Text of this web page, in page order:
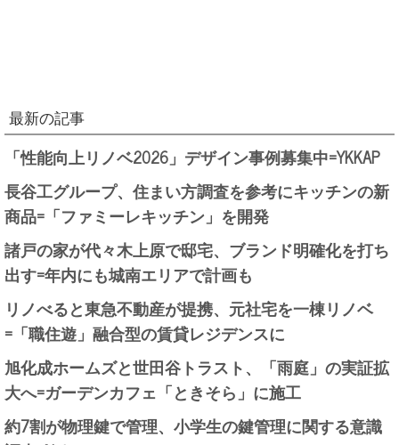
最新の記事
「性能向上リノベ2026」デザイン事例募集中=YKKAP
長谷工グループ、住まい方調査を参考にキッチンの新
商品=「ファミーレキッチン」を開発
諸戸の家が代々木上原で邸宅、ブランド明確化を打ち
出す=年内にも城南エリアで計画も
リノべると東急不動産が提携、元社宅を一棟リノベ
=「職住遊」融合型の賃貸レジデンスに
旭化成ホームズと世田谷トラスト、「雨庭」の実証拡
大へ=ガーデンカフェ「ときそら」に施工
約7割が物理鍵で管理、小学生の鍵管理に関する意識